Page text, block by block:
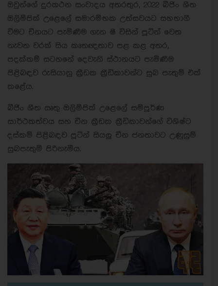
ඔවුන්ගේ දුරකථන සංවාදය අතරතුර, 2022 බීජිං ශීත
ඔලිම්පික් උළෙලේ සමාරම්භක උත්සවයට සහභාගී
වීමට චීනයට පැමිණීම ගැන ෂී විසින් පූටින් වෙත
නැවත වරක් සිය කෘතඥතාව පළ කළ අතර,
පදක්කම් සටහනේ දෙවැනි ස්ථානයට පැමිණීම
පිළිබඳව රුසියානු ක්‍රීඩක ක්‍රීඩිකාවන්ට සුබ පැතුම් එක්
කළේය.
බීජිං ශීත ඍතු ඔලිම්පික් උළෙලේ සම්පූර්ණ
සාර්ථකත්වය සහ චීන ක්‍රීඩක ක්‍රීඩිකාවන්ගේ විශිෂ්ට
දස්කම් පිළිබඳව පූටින් සියලු චීන ජනතාවට උණුසුම්
සුබපැතුම් පිරිනැමීය.